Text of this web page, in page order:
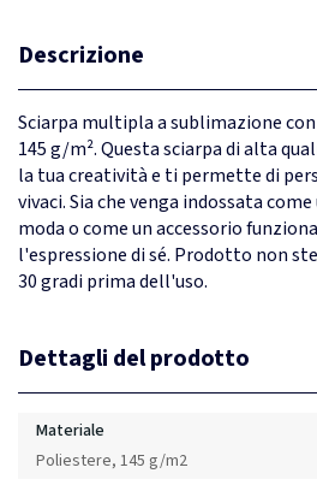
Descrizione
Sciarpa multipla a sublimazione
145 g/m². Questa sciarpa di alta
la tua creatività e ti permette di
vivaci. Sia che venga indossata
moda o come un accessorio
l'espressione di sé. Prodotto non
30 gradi prima dell'uso.
Dettagli del prodotto
Materiale
Poliestere, 145 g/m2